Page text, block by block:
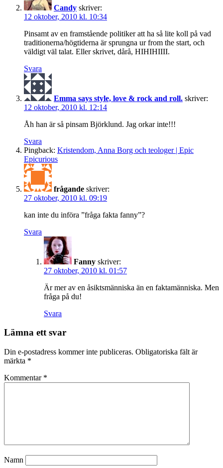
Candy skriver:
12 oktober, 2010 kl. 10:34
Pinsamt av en framstående politiker att ha så lite koll på vad
traditionerna/högtiderna är sprungna ur from the start, och
väldigt väl talat. Eller skrivet, dårå, HIHIHIIII.
Svara
Emma says style, love & rock and roll. skriver:
12 oktober, 2010 kl. 12:14
Åh han är så pinsam Björklund. Jag orkar inte!!!
Svara
Pingback: Kristendom, Anna Borg och teologer | Epic
Epicurious
frågande skriver:
27 oktober, 2010 kl. 09:19
kan inte du införa ”fråga fakta fanny”?
Svara
Fanny skriver:
27 oktober, 2010 kl. 01:57
Är mer av en åsiktsmänniska än en faktamänniska. Men
fråga på du!
Svara
Lämna ett svar
Din e-postadress kommer inte publiceras. Obligatoriska fält är
märkta *
Kommentar *
Namn